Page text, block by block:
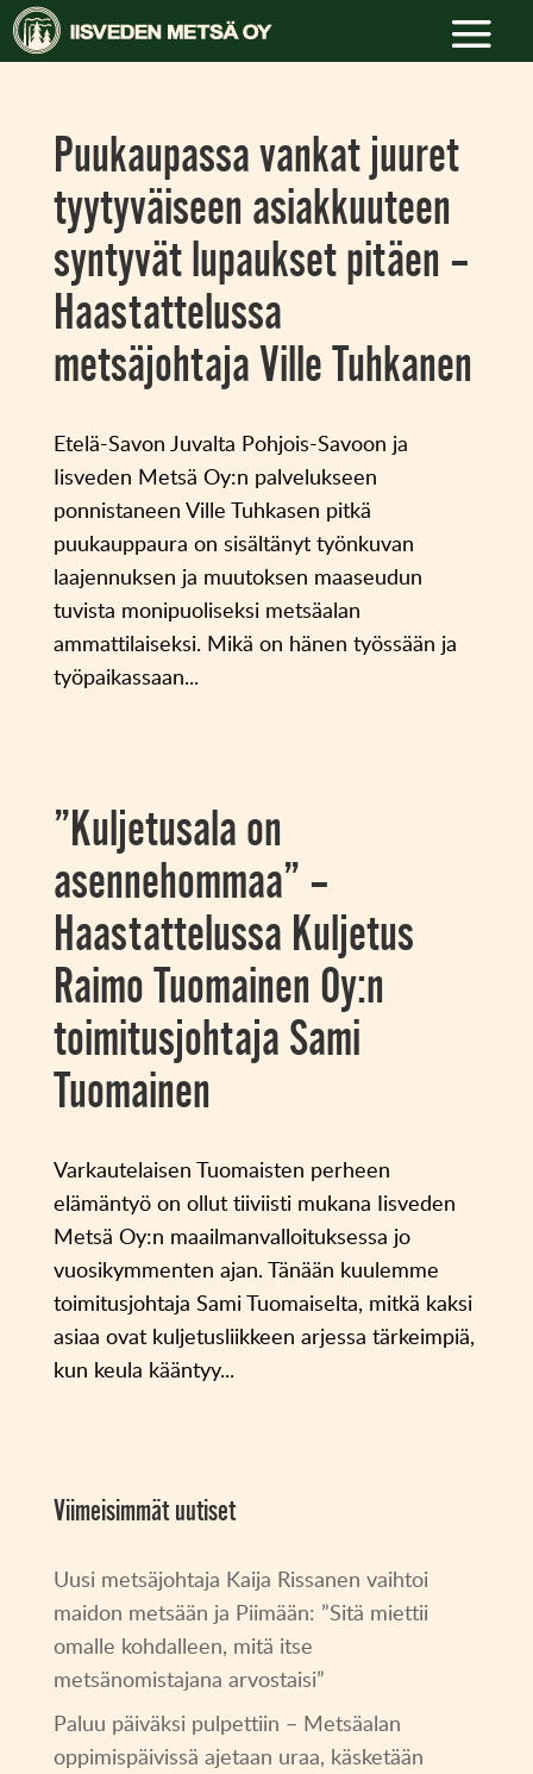
Puukaupassa vankat juuret
tyytyväiseen asiakkuuteen
syntyvät lupaukset pitäen –
Haastattelussa
metsäjohtaja Ville Tuhkanen
Etelä-Savon Juvalta Pohjois-Savoon ja
Iisveden Metsä Oy:n palvelukseen
ponnistaneen Ville Tuhkasen pitkä
puukauppaura on sisältänyt työnkuvan
laajennuksen ja muutoksen maaseudun
tuvista monipuoliseksi metsäalan
ammattilaiseksi. Mikä on hänen työssään ja
työpaikassaan...
”Kuljetusala on
asennehommaa” –
Haastattelussa Kuljetus
Raimo Tuomainen Oy:n
toimitusjohtaja Sami
Tuomainen
Varkautelaisen Tuomaisten perheen
elämäntyö on ollut tiiviisti mukana Iisveden
Metsä Oy:n maailmanvalloituksessa jo
vuosikymmenten ajan. Tänään kuulemme
toimitusjohtaja Sami Tuomaiselta, mitkä kaksi
asiaa ovat kuljetusliikkeen arjessa tärkeimpiä,
kun keula kääntyy...
Viimeisimmät uutiset
Uusi metsäjohtaja Kaija Rissanen vaihtoi
maidon metsään ja Piimään: ”Sitä miettii
omalle kohdalleen, mitä itse
metsänomistajana arvostaisi”
Paluu päiväksi pulpettiin – Metsäalan
oppimispäivissä ajetaan uraa, käsketään